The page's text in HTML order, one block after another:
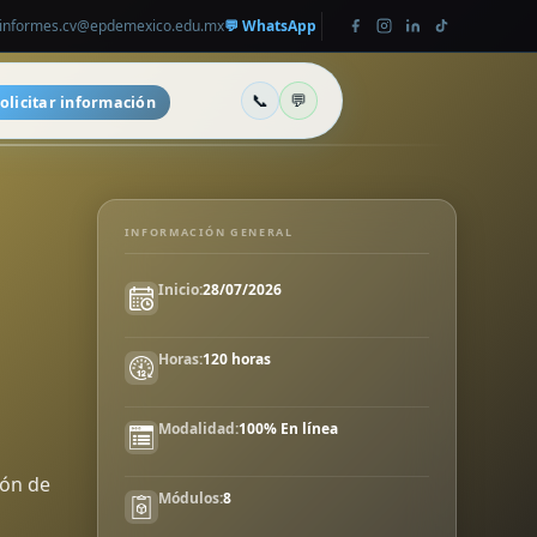
💬 WhatsApp
información 📞 💬
de
INFORMACIÓN GENERAL
Inicio:28/07/2026
Horas:120 horas
Modalidad:100% En línea
Módulos:8